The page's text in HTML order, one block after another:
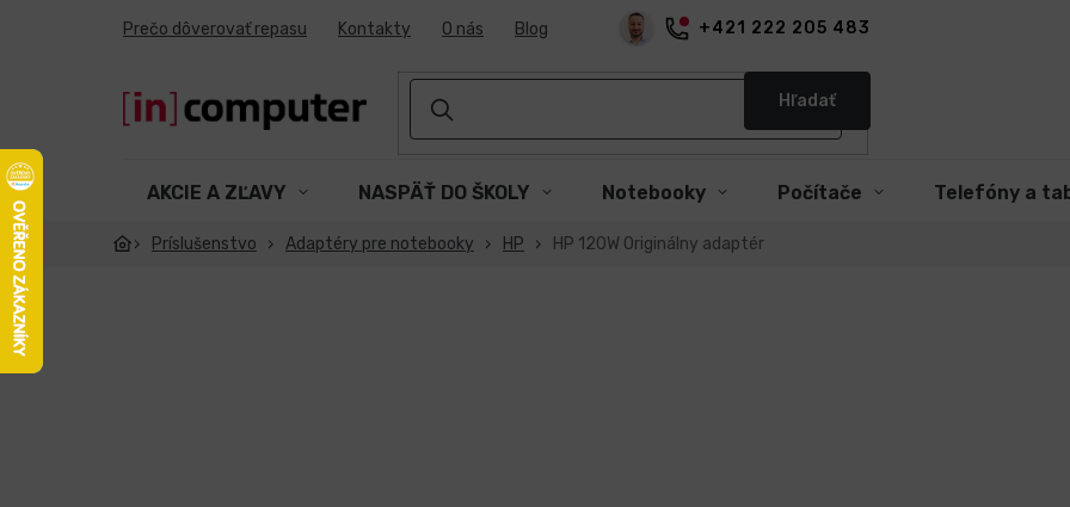
+421 222 205 483
Prečo dôverovať repasu Kontakty O nás Blog
Hľadať
AKCIE A ZĽAVY NASPÄŤ DO ŠKOLY Notebooky Počítače Telefóny a
Príslušenstvo Adaptéry pre notebooky HP HP 120W Originálny adaptér